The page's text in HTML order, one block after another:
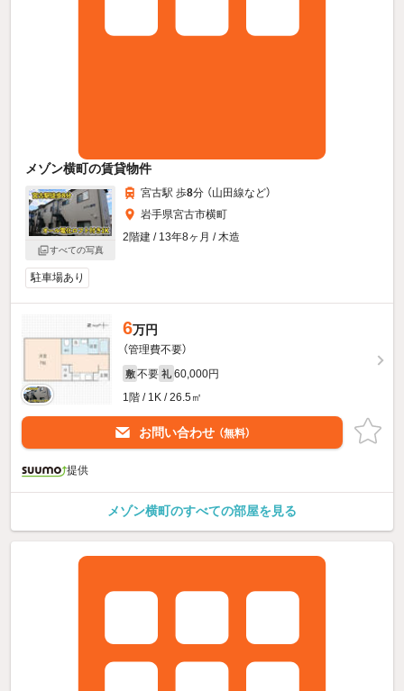
メゾン横町の賃貸物件
すべての写真
宮古駅 歩8分 （山田線など）
岩手県宮古市横町
2階建 / 13年8ヶ月 / 木造
駐車場あり
6万円
（管理費不要）
敷 不要 礼 60,000円
1階 / 1K / 26.5㎡
お問い合わせ （無料）
提供
メゾン横町のすべての部屋を見る